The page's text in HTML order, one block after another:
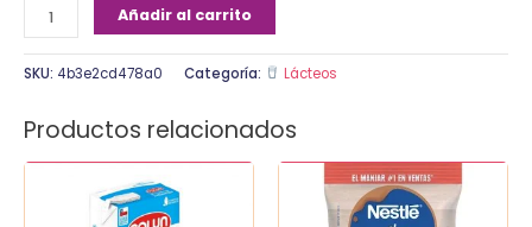
Añadir al carrito
SKU: 4b3e2cd478a0 Categoría: Lácteos
Productos relacionados
nestle